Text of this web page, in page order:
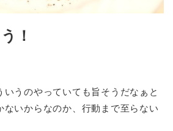
！
うのやっていても旨そうだなぁと
ないからなのか、行動まで至らない